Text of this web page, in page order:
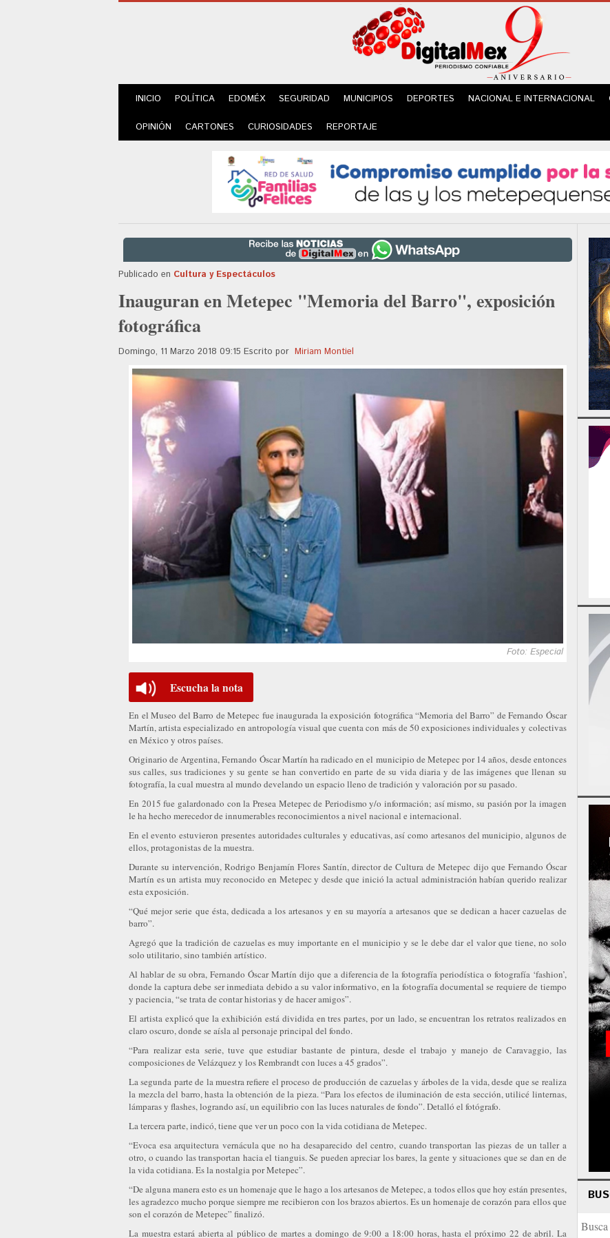
INICIO POLÍTICA EDOMÉX SEGURIDAD MUNICIPIOS DEPORTES NACIONAL E INTERNACIONAL
OPINIÓN CARTONES CURIOSIDADES REPORTAJE
Publicado en Cultura y Espectáculos
Inauguran en Metepec "Memoria del Barro", exposición
fotográfica
Domingo, 11 Marzo 2018 09:15 Escrito por Miriam Montiel
Foto: Especial
Escucha la nota
En el Museo del Barro de Metepec fue inaugurada la exposición fotográfica “Memoria del Barro” de Fernando Óscar
Martín, artista especializado en antropología visual que cuenta con más de 50 exposiciones individuales y colectivas
en México y otros países.
Originario de Argentina, Fernando Óscar Martín ha radicado en el municipio de Metepec por 14 años, desde entonces
sus calles, sus tradiciones y su gente se han convertido en parte de su vida diaria y de las imágenes que llenan su
fotografía, la cual muestra al mundo develando un espacio lleno de tradición y valoración por su pasado.
En 2015 fue galardonado con la Presea Metepec de Periodismo y/o información; así mismo, su pasión por la imagen
le ha hecho merecedor de innumerables reconocimientos a nivel nacional e internacional.
En el evento estuvieron presentes autoridades culturales y educativas, así como artesanos del municipio, algunos de
ellos, protagonistas de la muestra.
Durante su intervención, Rodrigo Benjamín Flores Santín, director de Cultura de Metepec dijo que Fernando Óscar
Martín es un artista muy reconocido en Metepec y desde que inició la actual administración habían querido realizar
esta exposición.
“Qué mejor serie que ésta, dedicada a los artesanos y en su mayoría a artesanos que se dedican a hacer cazuelas de
barro”.
Agregó que la tradición de cazuelas es muy importante en el municipio y se le debe dar el valor que tiene, no solo
solo utilitario, sino también artístico.
Al hablar de su obra, Fernando Óscar Martín dijo que a diferencia de la fotografía periodística o fotografía ‘fashion’,
donde la captura debe ser inmediata debido a su valor informativo, en la fotografía documental se requiere de tiempo
y paciencia, “se trata de contar historias y de hacer amigos”.
El artista explicó que la exhibición está dividida en tres partes, por un lado, se encuentran los retratos realizados en
claro oscuro, donde se aísla al personaje principal del fondo.
“Para realizar esta serie, tuve que estudiar bastante de pintura, desde el trabajo y manejo de Caravaggio, las
composiciones de Velázquez y los Rembrandt con luces a 45 grados”.
La segunda parte de la muestra refiere el proceso de producción de cazuelas y árboles de la vida, desde que se realiza
la mezcla del barro, hasta la obtención de la pieza. “Para los efectos de iluminación de esta sección, utilicé linternas,
lámparas y flashes, logrando así, un equilibrio con las luces naturales de fondo”. Detalló el fotógrafo.
La tercera parte, indicó, tiene que ver un poco con la vida cotidiana de Metepec.
“Evoca esa arquitectura vernácula que no ha desaparecido del centro, cuando transportan las piezas de un taller a
otro, o cuando las transportan hacia el tianguis. Se pueden apreciar los bares, la gente y situaciones que se dan en de
la vida cotidiana. Es la nostalgia por Metepec”.
“De alguna manera esto es un homenaje que le hago a los artesanos de Metepec, a todos ellos que hoy están presentes,
les agradezco mucho porque siempre me recibieron con los brazos abiertos. Es un homenaje de corazón para ellos que
son el corazón de Metepec” finalizó.
La muestra estará abierta al público de martes a domingo de 9:00 a 18:00 horas, hasta el próximo 22 de abril. La